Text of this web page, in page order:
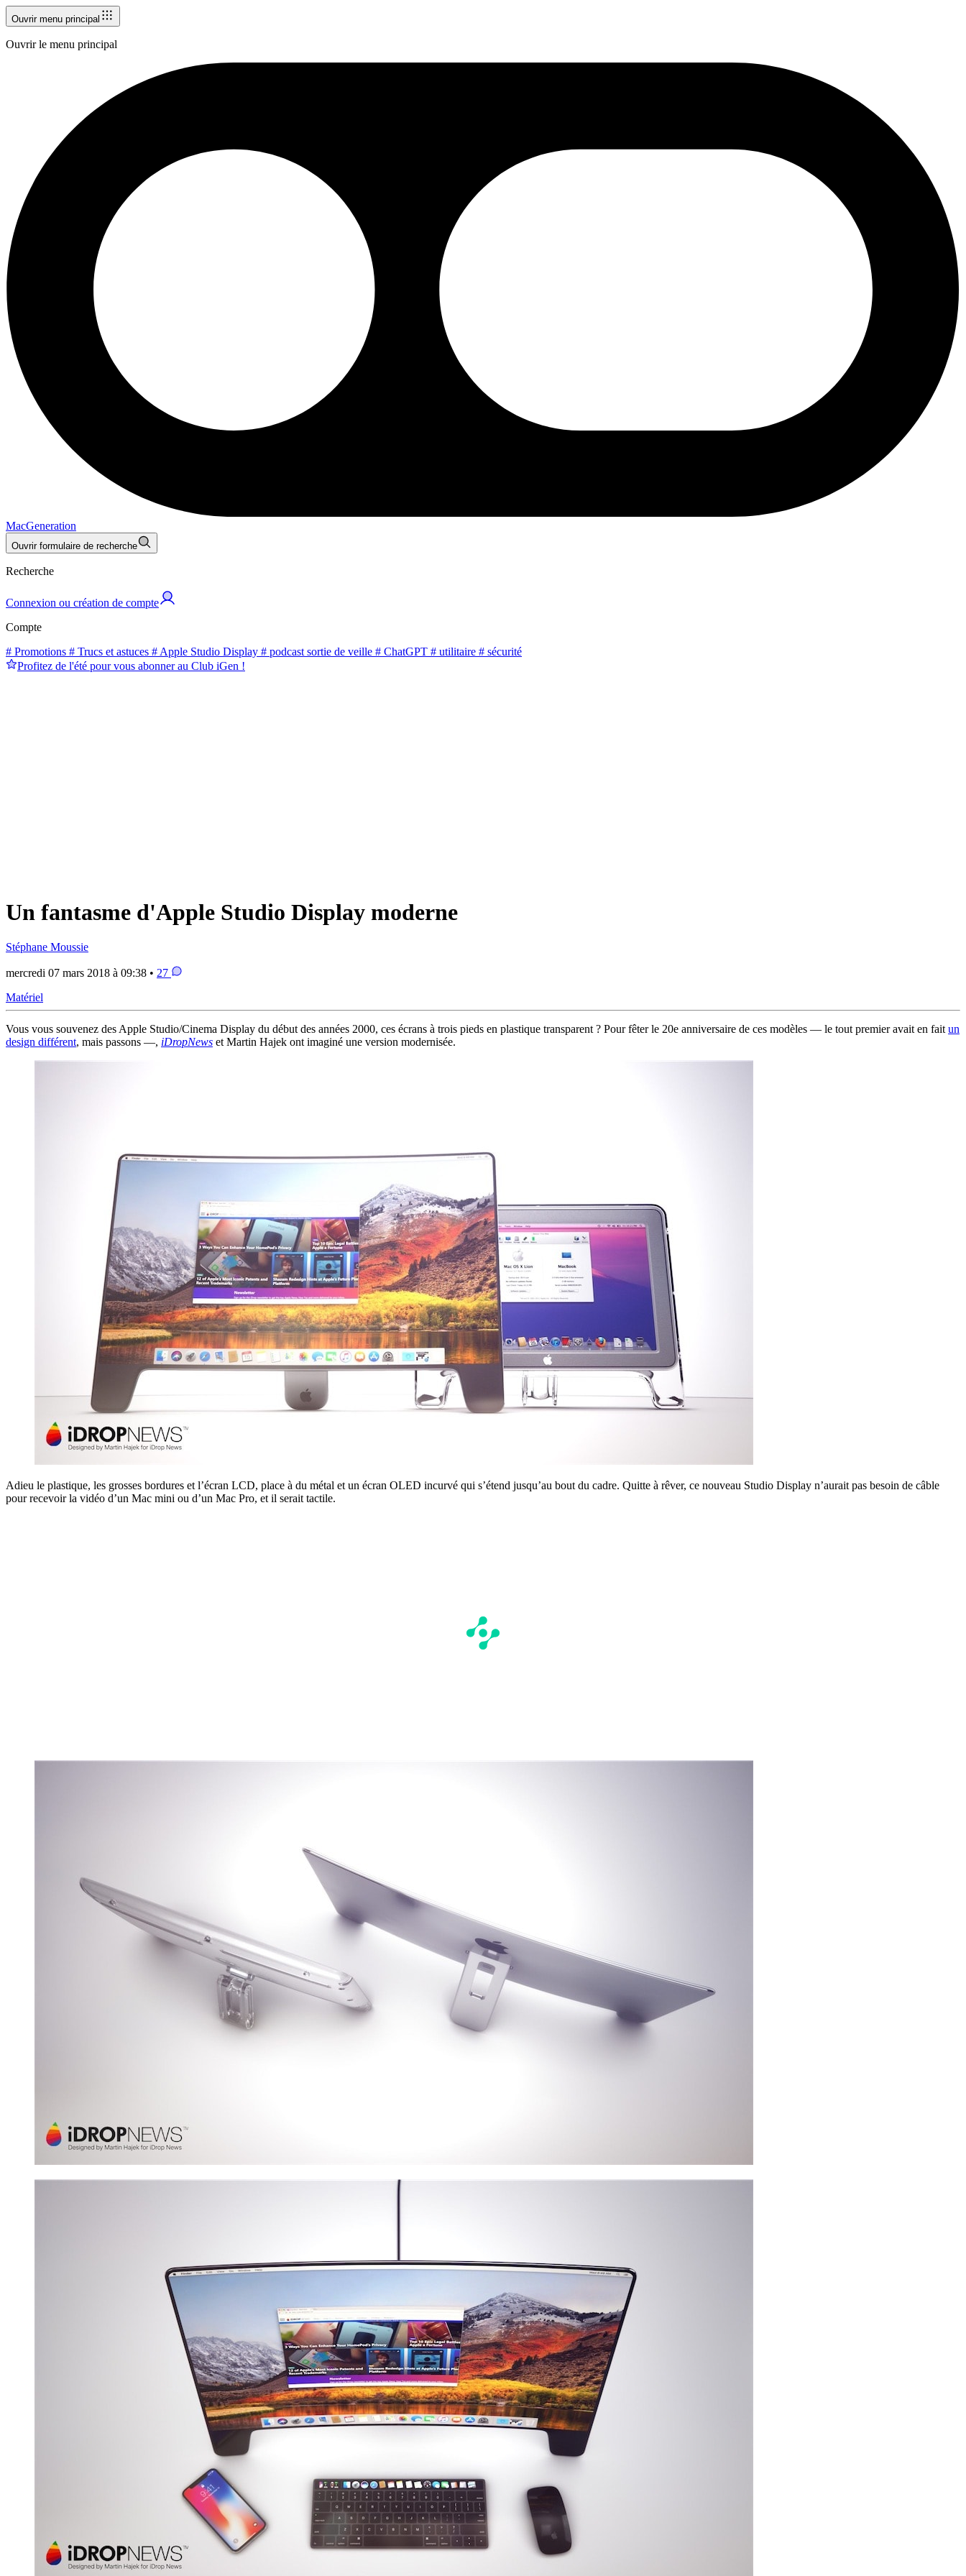
Ouvrir menu principal
Ouvrir le menu principal
MacGeneration
Ouvrir formulaire de recherche
Recherche
Connexion ou création de compte
Compte
# Promotions # Trucs et astuces # Apple Studio Display # podcast sortie de veille # ChatGPT # utilitaire # sécurité
Profitez de l'été pour vous abonner au Club iGen !
Un fantasme d'Apple Studio Display moderne
Stéphane Moussie
mercredi 07 mars 2018 à 09:38 • 27
Matériel
Vous vous souvenez des Apple Studio/Cinema Display du début des années 2000, ces écrans à trois pieds en plastique transparent ? Pour fêter le 20e anniversaire de ces modèles — le tout premier avait en fait un
design différent, mais passons —, iDropNews et Martin Hajek ont imaginé une version modernisée.
Adieu le plastique, les grosses bordures et l’écran LCD, place à du métal et un écran OLED incurvé qui s’étend jusqu’au bout du cadre. Quitte à rêver, ce nouveau Studio Display n’aurait pas besoin de câble
pour recevoir la vidéo d’un Mac mini ou d’un Mac Pro, et il serait tactile.